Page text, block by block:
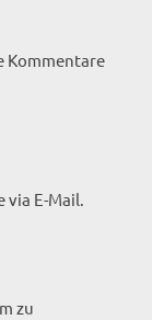
Kommentare
via E-Mail.
zu